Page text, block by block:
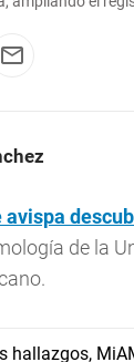
avispa
de la